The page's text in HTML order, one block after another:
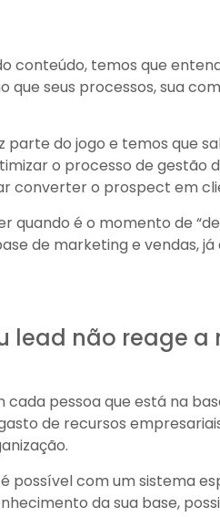
conteúdo, temos que
seus processos, sua
parte do jogo e temos que
o processo de gestão
converter o prospect em
quando é o momento de
de marketing e vendas,
lead não reage a
pessoa que está na
de recursos
possível com um sistema
da sua base,